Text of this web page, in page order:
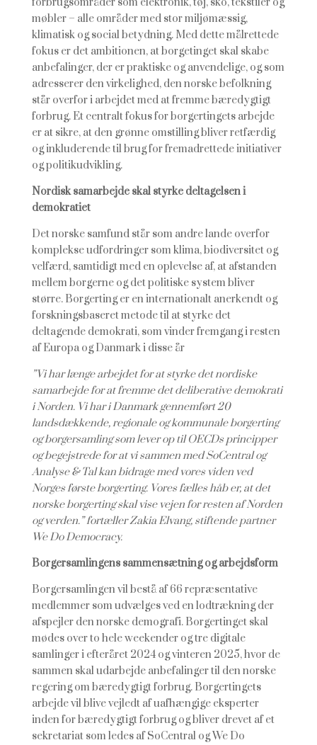
møbler – alle områder med stor miljømæssig,
klimatisk og social betydning. Med dette målrettede
fokus er det ambitionen, at borgetinget skal skabe
anbefalinger, der er praktiske og anvendelige, og som
adresserer den virkelighed, den norske befolkning
står overfor i arbejdet med at fremme bæredygtigt
forbrug. Et centralt fokus for borgertingets arbejde
er at sikre, at den grønne omstilling bliver retfærdig
og inkluderende til brug for fremadrettede initiativer
og politikudvikling.
Nordisk samarbejde skal styrke deltagelsen i
demokratiet
Det norske samfund står som andre lande overfor
komplekse udfordringer som klima, biodiversitet og
velfærd, samtidigt med en oplevelse af, at afstanden
mellem borgerne og det politiske system bliver
større. Borgerting er en internationalt anerkendt og
forskningsbaseret metode til at styrke det
deltagende demokrati, som vinder fremgang i resten
af Europa og Danmark i disse år
”Vi har længe arbejdet for at styrke det nordiske
samarbejde for at fremme det deliberative demokrati
i Norden. Vi har i Danmark gennemført 20
landsdækkende, regionale og kommunale borgerting
og borgersamling som lever op til OECDs principper
og begejstrede for at vi sammen med SoCentral og
Analyse & Tal kan bidrage med vores viden ved
Norges første borgerting. Vores fælles håb er, at det
norske borgerting skal vise vejen for resten af Norden
og verden.” fortæller Zakia Elvang, stiftende partner
We Do Democracy.
Borgersamlingens sammensætning og arbejdsform
Borgersamlingen vil bestå af 66 repræsentative
medlemmer som udvælges ved en lodtrækning der
afspejler den norske demografi. Borgertinget skal
mødes over to hele weekender og tre digitale
samlinger i efteråret 2024 og vinteren 2025, hvor de
sammen skal udarbejde anbefalinger til den norske
regering om bæredygtigt forbrug. Borgertingets
arbejde vil blive vejledt af uafhængige eksperter
inden for bæredygtigt forbrug og bliver drevet af et
sekretariat som ledes af SoCentral og We Do